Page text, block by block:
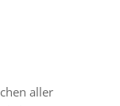
aller